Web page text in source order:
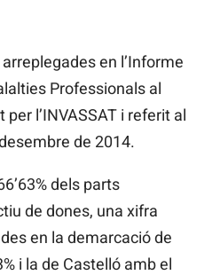
en l’Informe
Professionals al
l’INVASSAT i referit al
de 2014.
dels parts
de dones, una xifra
en la demarcació de
i la de Castelló amb el